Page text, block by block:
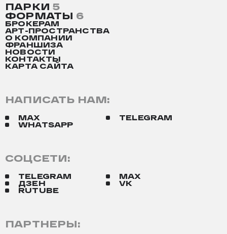
ПАРКИ 5
ФОРМАТЫ 6
БРОКЕРАМ
АРТ-ПРОСТРАНСТВА
О КОМПАНИИ
ФРАНШИЗА
НОВОСТИ
КОНТАКТЫ
КАРТА САЙТА
ПАРТНЕРЫ:
СОЦСЕТИ:
TELEGRAM
MAX
ДЗЕН
VK
RUTUBE
НАПИСАТЬ НАМ:
MAX
TELEGRAM
WHATSAPP